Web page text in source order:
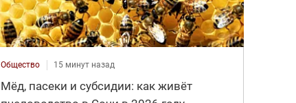
Общество 15 минут назад
Мёд, пасеки и субсидии: как живёт